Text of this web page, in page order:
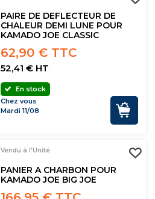
PAIRE DE DEFLECTEUR DE
CHALEUR DEMI LUNE POUR
KAMADO JOE CLASSIC
62,90 € TTC
52,41 € HT
En stock
Chez vous
Mardi 11/08
Vendu à l'Unité
PANIER A CHARBON POUR
KAMADO JOE BIG JOE